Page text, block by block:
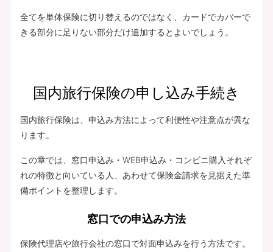
全てを単体保険に切り替えるのではなく、カードでカバーで
きる部分に足りない部分だけ追加するとよいでしょう。
国内旅行保険の申し込み手続き
国内旅行保険は、申込み方法によって利便性や注意点が異な
ります。
この章では、窓口申込み・WEB申込み・コンビニ購入それぞ
れの特徴と向いている人、あわせて保険金請求を見据えた準
備ポイントを整理します。
窓口での申込み方法
保険代理店や旅行会社の窓口で対面申込みを行う方法です。